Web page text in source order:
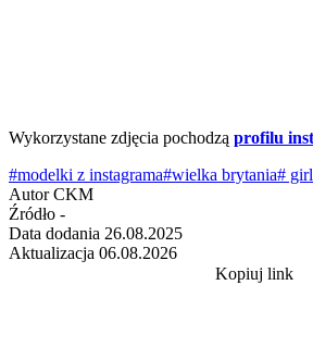
Wykorzystane zdjęcia pochodzą profilu
#modelki z instagrama#wielka brytania#
Autor CKM
Źródło -
Data dodania 26.08.2025
Aktualizacja 06.08.2026
Kopiuj link